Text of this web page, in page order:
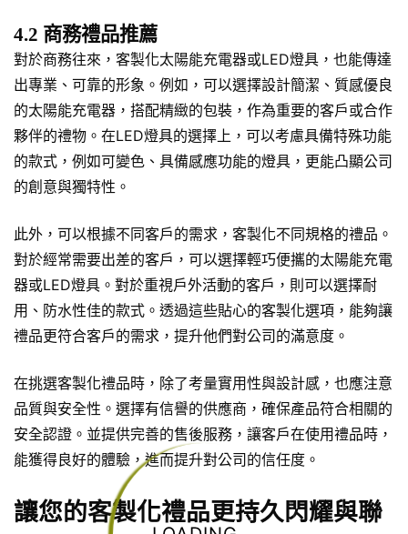
4.2 商務禮品推薦
對於商務往來，客製化太陽能充電器或LED燈具，也能傳達
出專業、可靠的形象。例如，可以選擇設計簡潔、質感優良
的太陽能充電器，搭配精緻的包裝，作為重要的客戶或合作
夥伴的禮物。在LED燈具的選擇上，可以考慮具備特殊功能
的款式，例如可變色、具備感應功能的燈具，更能凸顯公司
的創意與獨特性。
此外，可以根據不同客戶的需求，客製化不同規格的禮品。
對於經常需要出差的客戶，可以選擇輕巧便攜的太陽能充電
器或LED燈具。對於重視戶外活動的客戶，則可以選擇耐
用、防水性佳的款式。透過這些貼心的客製化選項，能夠讓
禮品更符合客戶的需求，提升他們對公司的滿意度。
在挑選客製化禮品時，除了考量實用性與設計感，也應注意
品質與安全性。選擇有信譽的供應商，確保產品符合相關的
安全認證。並提供完善的售後服務，讓客戶在使用禮品時，
能獲得良好的體驗，進而提升對公司的信任度。
讓您的客製化禮品更持久閃耀與聯